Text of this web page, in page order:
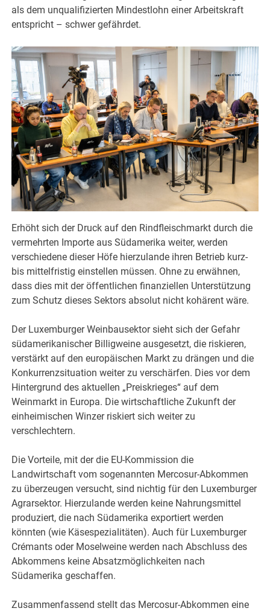
als dem unqualifizierten Mindestlohn einer Arbeitskraft
entspricht – schwer gefährdet.
Erhöht sich der Druck auf den Rindfleischmarkt durch die
vermehrten Importe aus Südamerika weiter, werden
verschiedene dieser Höfe hierzulande ihren Betrieb kurz-
bis mittelfristig einstellen müssen. Ohne zu erwähnen,
dass dies mit der öffentlichen finanziellen Unterstützung
zum Schutz dieses Sektors absolut nicht kohärent wäre.
Der Luxemburger Weinbausektor sieht sich der Gefahr
südamerikanischer Billigweine ausgesetzt, die riskieren,
verstärkt auf den europäischen Markt zu drängen und die
Konkurrenzsituation weiter zu verschärfen. Dies vor dem
Hintergrund des aktuellen „Preiskrieges“ auf dem
Weinmarkt in Europa. Die wirtschaftliche Zukunft der
einheimischen Winzer riskiert sich weiter zu
verschlechtern.
Die Vorteile, mit der die EU-Kommission die
Landwirtschaft vom sogenannten Mercosur-Abkommen
zu überzeugen versucht, sind nichtig für den Luxemburger
Agrarsektor. Hierzulande werden keine Nahrungsmittel
produziert, die nach Südamerika exportiert werden
könnten (wie Käsespezialitäten). Auch für Luxemburger
Crémants oder Moselweine werden nach Abschluss des
Abkommens keine Absatzmöglichkeiten nach
Südamerika geschaffen.
Zusammenfassend stellt das Mercosur-Abkommen eine